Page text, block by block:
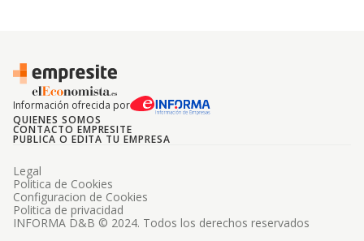
Información ofrecida por
QUIENES SOMOS
CONTACTO EMPRESITE
PUBLICA O EDITA TU EMPRESA
INFORMA D&B © 2024. Todos los derechos reservados
Legal
Politica de Cookies
Configuracion de Cookies
Politica de privacidad